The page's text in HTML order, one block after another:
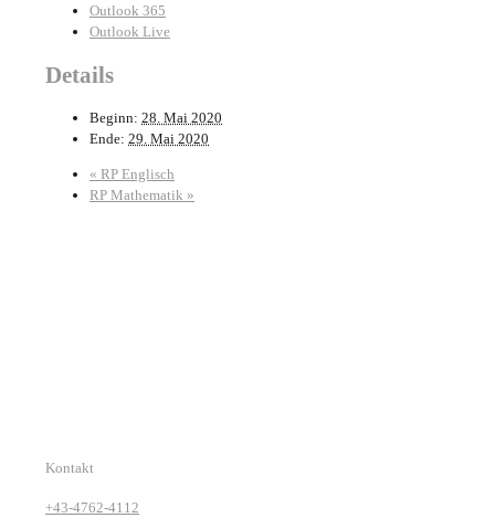
Outlook 365
Outlook Live
Details
Beginn: 28. Mai 2020
Ende: 29. Mai 2020
« RP Englisch
RP Mathematik »
Kontakt
+43-4762-4112